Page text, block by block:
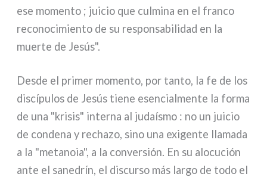
ese momen­to ; jui­cio que cul­mi­na en el fran­co
reco­no­ci­mien­to de su respon­sa­bi­li­dad en la
muer­te de Jesús".
Desde el pri­mer momen­to, por tan­to, la fe de los
discí­pu­los de Jesús tie­ne esen­cial­men­te la for­ma
de una "kri­sis" inter­na al judaí­smo : no un jui­cio
de con­de­na y recha­zo, sino una exi­gen­te lla­ma­da
a la "meta­no­ia", a la con­ver­sión. En su alo­cu­ción
ante el sane­drín, el discur­so más lar­go de todo el